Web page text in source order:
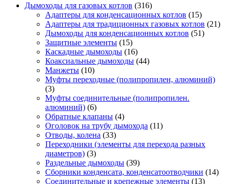
Дымоходы для газовых котлов (316)
Адаптеры для конденсационных котлов (15)
Адаптеры для традиционных газовых котлов (21)
Дымоходы для конденсационных котлов (51)
Защитные элементы (15)
Каскадные дымоходы (16)
Коаксиальные дымоходы (44)
Манжеты (10)
Муфты переходные (полипропилен, алюминий)
(3)
Муфты соединительные (полипропилен.
алюминий) (6)
Обратные клапаны (4)
Оголовок на трубу дымохода (11)
Отводы, колена (33)
Переходники (элементы для перехода разных
диаметров) (3)
Раздельные дымоходы (39)
Сборники конденсата, конденсатоотводчики (14)
Соединительные и крепежные элементы (13)